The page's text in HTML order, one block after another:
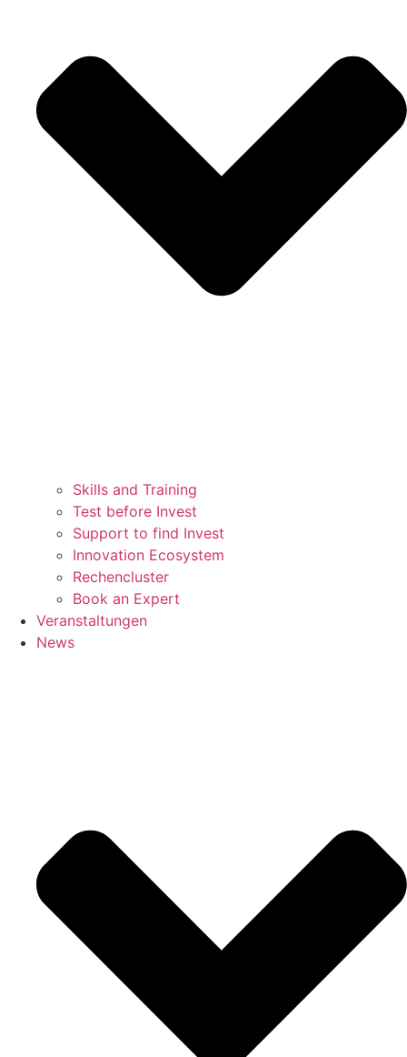
Skills and Training
Test before Invest
Support to find Invest
Innovation Ecosystem
Rechencluster​
Book an Expert
Veranstaltungen
News